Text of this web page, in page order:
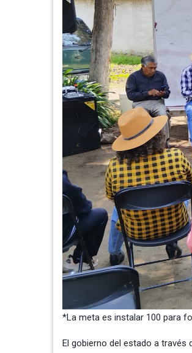
*La meta es instalar 100 para
El gobierno del estado a través